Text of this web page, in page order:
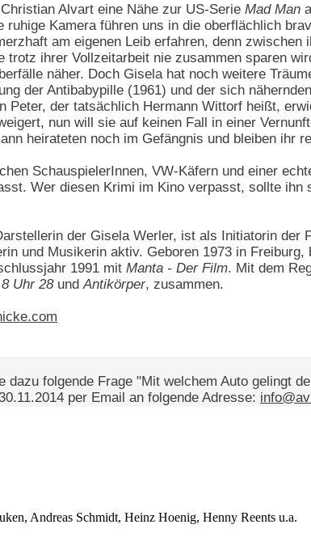
Alvart eine Nähe zur US-Serie Mad Man
ruhige Kamera führen uns in die oberflächlich
am eigenen Leib erfahren, denn zwischen
ihrer Vollzeitarbeit nie zusammen sparen
näher. Doch Gisela hat noch weitere
der Antibabypille (1961) und der sich
Peter, der tatsächlich Hermann Wittorf heißt,
nun will sie auf keinen Fall in einer
heirateten noch im Gefängnis und bleiben ihr
SchauspielerInnen, VW-Käfern und einer
Wer diesen Krimi im Kino verpasst, sollte
der Gisela Werler, ist als Initiatorin der
und Musikerin aktiv. Geboren 1973 in
1991 mit Manta - Der Film. Mit dem
8 Uhr 28undAntikörper, zusammen.
dazu folgende Frage "Mit welchem Auto gelingt
per Email an folgende Adresse:
Andreas Schmidt, Heinz Hoenig, Henny Reents u.a.